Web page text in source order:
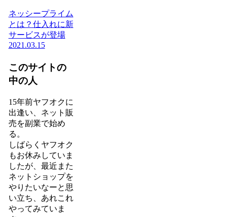
ネッシープライム
とは？仕入れに新
サービスが登場
2021.03.15
このサイトの
中の人
15年前ヤフオクに
出逢い、ネット販
売を副業で始め
る。
しばらくヤフオク
もお休みしていま
したが、最近また
ネットショップを
やりたいなーと思
い立ち、あれこれ
やってみていま